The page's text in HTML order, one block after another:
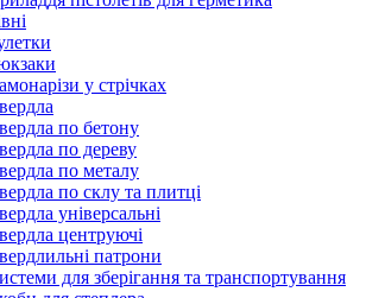
у стрічках
по бетону
по дереву
по металу
по склу та плитці
універсальні
центруючі
патрони
для зберігання та транспортування